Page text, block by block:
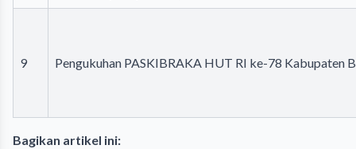
9 Pengukuhan PASKIBRAKA HUT RI ke-78 Kabupaten
Bagikan artikel ini: